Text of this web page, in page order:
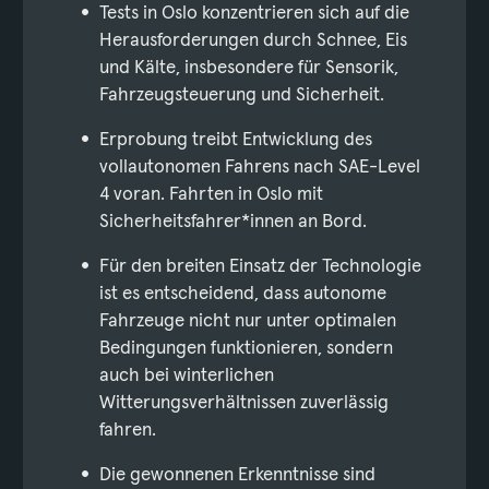
Tests in Oslo konzentrieren sich auf die
Herausforderungen durch Schnee, Eis
und Kälte, insbesondere für Sensorik,
Fahrzeugsteuerung und Sicherheit.
Erprobung treibt Entwicklung des
vollautonomen Fahrens nach SAE-Level
4 voran. Fahrten in Oslo mit
Sicherheitsfahrer*innen an Bord.
Für den breiten Einsatz der Technologie
ist es entscheidend, dass autonome
Fahrzeuge nicht nur unter optimalen
Bedingungen funktionieren, sondern
auch bei winterlichen
Witterungsverhältnissen zuverlässig
fahren.
Die gewonnenen Erkenntnisse sind